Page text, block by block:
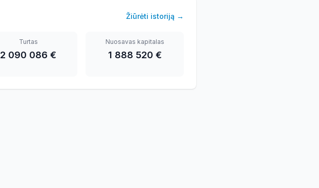
Žiūrėti istoriją →
Turtas
2 090 086 €
Nuosavas kapitalas
1 888 520 €